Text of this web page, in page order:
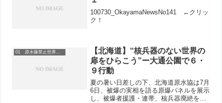
100730_OkayamaNewsNo141 ←クリッ
ク！
01 原水爆禁止世界大会
【北海道】“核兵器のない世界の
扉をひらこう”ー大通公園で６・
９行動
夏の暑い日差しの下、北海道原水協は7月
6日、被爆の実相を語る原爆パネルを展示
し、被爆者援護・連帯、核兵器廃絶を訴